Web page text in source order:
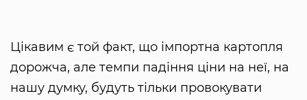
Цікавим є той факт, що імпортна картопля
дорожча, але темпи падіння ціни на неї, на
нашу думку, будуть тільки провокувати